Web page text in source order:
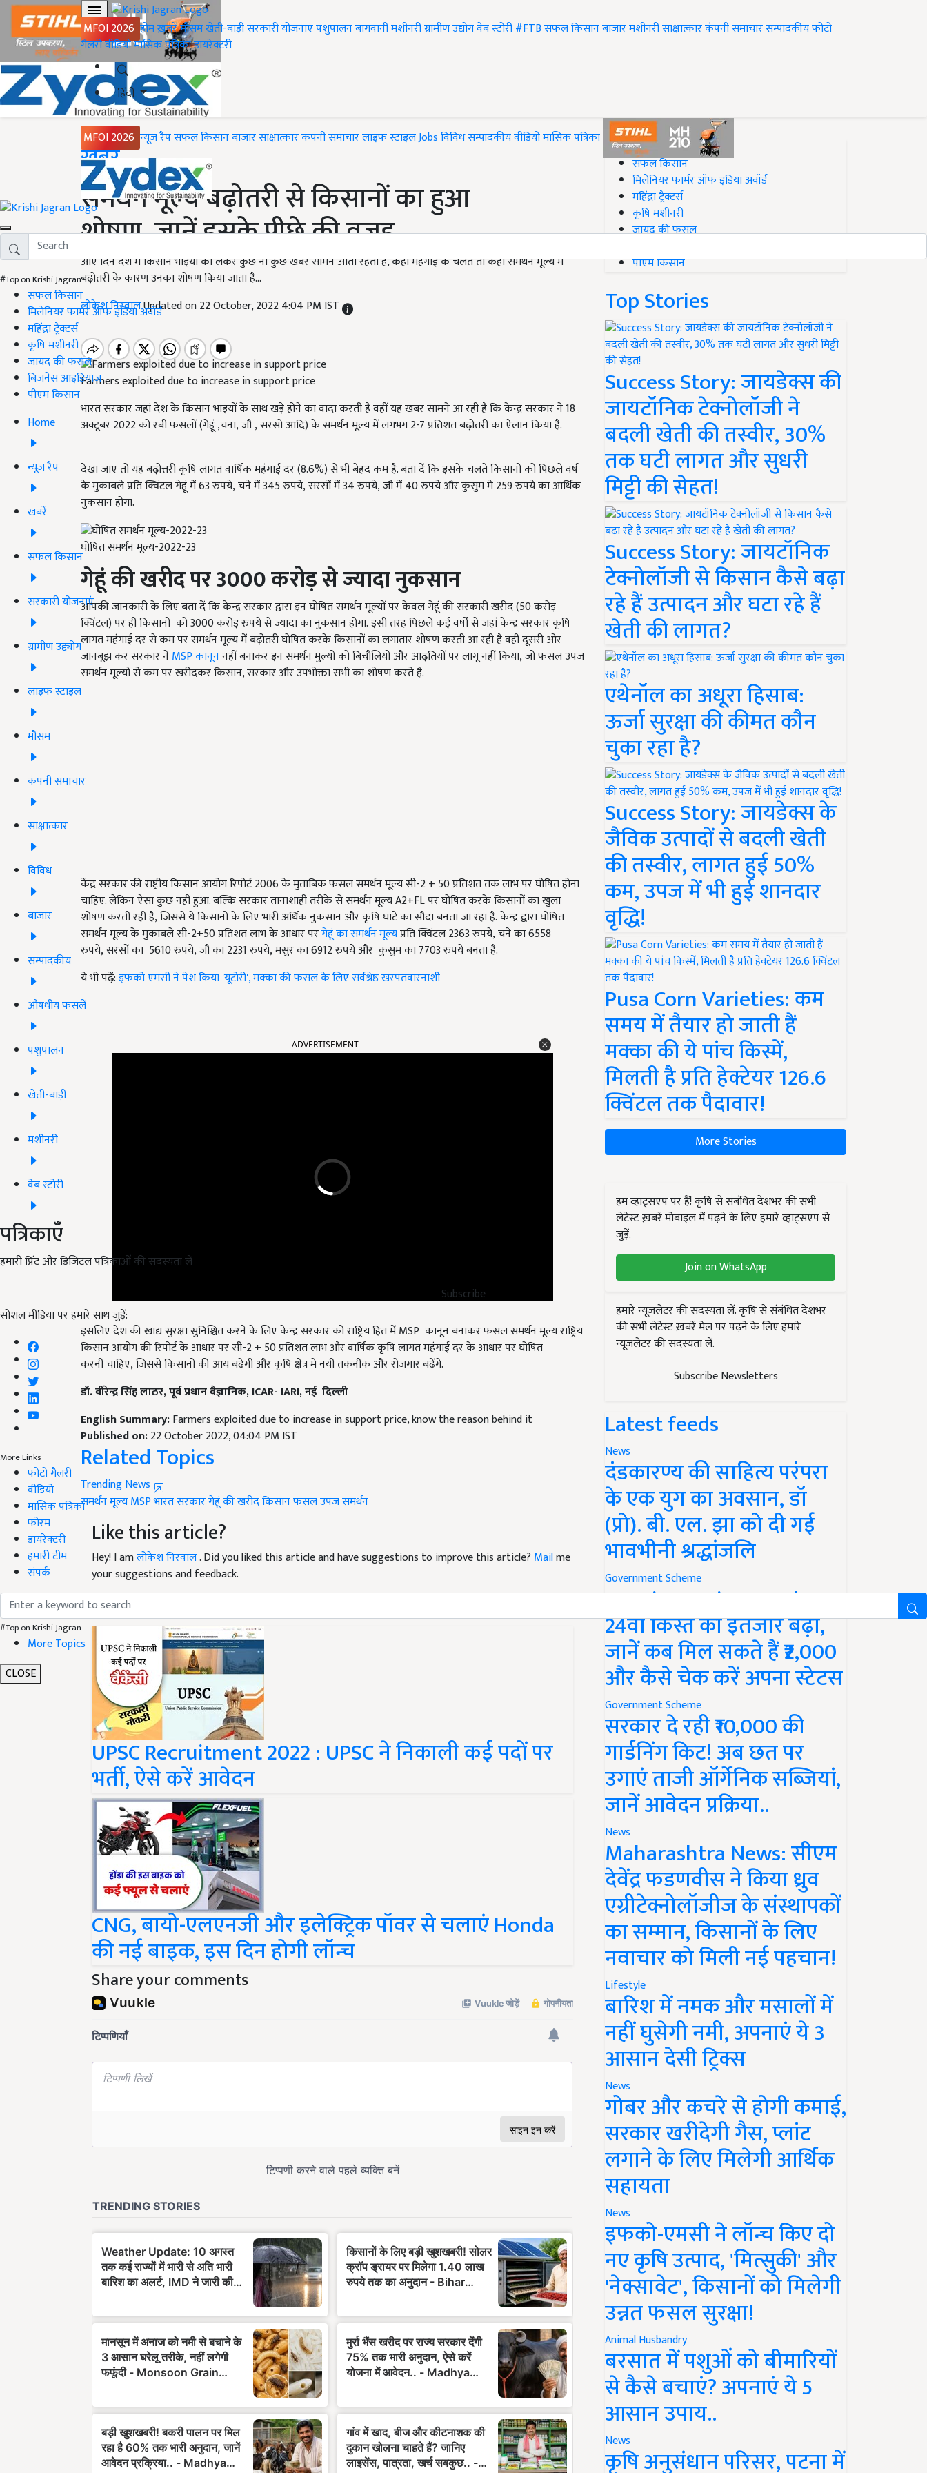
MFOI 2026 होमख़बरेंमौसमखेती-बाड़ीसरकारी योजनाएंपशुपालनबागवानीमशीनरीग्रामीण उद्योगवेब स्टोरी#FTBसफल किसानबाजारमशीनरीसाक्षात्कारकंपनी समाचारसम्पादकीयफोटो
गैलरीवीडियोमासिक पत्रिकाडायरेक्टरी
हिंदी
MFOI 2026 न्यूज़ रैपसफल किसानबाजारसाक्षात्कारकंपनी समाचारलाइफ स्टाइलJobsविविधसम्पादकीयवीडियोमासिक पत्रिका
#Top on Krishi Jagran
सफल किसान
मिलेनियर फार्मर ऑफ इंडिया अवॉर्ड
महिंद्रा ट्रैक्टर्स
कृषि मशीनरी
जायद की फसल
बिज़नेस आइडियाज
पीएम किसान
Home
न्यूज़ रैप
खबरें
सफल किसान
सरकारी योजनाएं
ग्रामीण उद्द्योग
लाइफ स्टाइल
मौसम
कंपनी समाचार
साक्षात्कार
विविध
बाजार
सम्पादकीय
औषधीय फसलें
पशुपालन
खेती-बाड़ी
मशीनरी
वेब स्टोरी
पत्रिकाएँ
हमारी प्रिंट और डिजिटल पत्रिकाओं की सदस्यता लें
Subscribe
सोशल मीडिया पर हमारे साथ जुड़ें:
More Links
फोटो गैलरी
वीडियो
मासिक पत्रिका
फोरम
डायरेक्टरी
हमारी टीम
संपर्क
#Top on Krishi Jagran
More Topics
CLOSE
Home
ख़बरें
समर्थन मूल्य बढ़ोतरी से किसानों का हुआ
शोषण, जानें इसके पीछे की वजह
आए दिन देश में किसान भाइयों को लेकर कुछ ना कुछ खबरें सामने आती रहती हैं, कहीं महंगाई के चलते तो कहीं समर्थन मूल्य में
बढ़ोतरी के कारण उनका शोषण किया जाता है...
लोकेश निरवालUpdated on 22 October, 2022 4:04 PM IST
Farmers exploited due to increase in support price
भारत सरकार जहां देश के किसान भाइयों के साथ खड़े होने का वादा करती है वहीं यह खबर सामने आ रही है कि केन्द्र सरकार ने 18
अक्टूबर 2022 को रबी फसलों (गेहूं ,चना, जौ , सरसो आदि) के समर्थन मूल्य में लगभग 2-7 प्रतिशत बढ़ोतरी का ऐलान किया है.
देखा जाए तो यह बढ़ोत्तरी कृषि लागत वार्षिक महंगाई दर (8.6%) से भी बेहद कम है. बता दें कि इसके चलते किसानों को पिछले वर्ष
के मुकाबले प्रति क्विंटल गेहूं में 63 रुपये, चने में 345 रुपये, सरसों में 34 रुपये, जौ में 40 रुपये और कुसुम मे 259 रुपये का आर्थिक
नुकसान होगा.
घोषित समर्थन मूल्य-2022-23
गेहूं की खरीद पर3000करोड़ से ज्यादा नुकसान
आपकी जानकारी के लिए बता दें कि केन्द्र सरकार द्वारा इन घोषित समर्थन मूल्यों पर केवल गेहूं की सरकारी खरीद (50 करोड़
क्विंटल) पर ही किसानों को 3000 करोड़ रुपये से ज्यादा का नुकसान होगा. इसी तरह पिछले कई वर्षों से जहां केन्द्र सरकार कृषि
लागत महंगाई दर से कम पर समर्थन मूल्य में बढ़ोतरी घोषित करके किसानों का लगातार शोषण करती आ रही है वहीं दूसरी ओर
जानबूझ कर सरकार नेMSP कानूननहीं बनाकर इन समर्थन मुल्यों को बिचौलियों और आढ़तियों पर लागू नहीं किया, जो फसल उपज
समर्थन मूल्यों से कम पर खरीदकर किसान, सरकार और उपभोक्ता सभी का शोषण करते है.
केंद्र सरकार की राष्ट्रीय किसान आयोग रिपोर्ट 2006 के मुताबिक फसल समर्थन मूल्य सी-2 + 50 प्रतिशत तक लाभ पर घोषित होना
चाहिए. लेकिन ऐसा कुछ नहीं हुआ. बल्कि सरकार तानाशाही तरीके से समर्थन मूल्य A2+FL पर घोषित करके किसानों का खुला
शोषण करती रही है, जिससे ये किसानों के लिए भारी अर्थिक नुकसान और कृषि घाटे का सौदा बनता जा रहा है. केन्द्र द्वारा घोषित
समर्थन मूल्य के मुकाबले सी-2+50 प्रतिशत लाभ के आधार परगेहूं का समर्थन मूल्यप्रति क्विंटल 2363 रुपये, चने का 6558
रुपये, सरसों का 5610 रुपये, जौ का 2231 रुपये, मसुर का 6912 रुपये और कुसुम का 7703 रुपये बनता है.
ये भी पढ़ें:इफको एमसी ने पेश किया 'यूटोरी', मक्का की फसल के लिए सर्वश्रेष्ठ खरपतवारनाशी
इसलिए देश की खाद्य सुरक्षा सुनिश्चित करने के लिए केन्द्र सरकार को राष्ट्रिय हित में MSP कानून बनाकर फसल समर्थन मूल्य राष्ट्रिय
किसान आयोग की रिपोर्ट के आधार पर सी-2 + 50 प्रतिशत लाभ और वार्षिक कृषि लागत महंगाई दर के आधार पर घोषित
करनी चाहिए, जिससे किसानों की आय बढेगी और कृषि क्षेत्र मे नयी तकनीक और रोजगार बढेंगे.
डॉ. वीरेन्द्र सिंह लाठर, पूर्व प्रधान वैज्ञानिक, ICAR- IARI, नई दिल्ली
English Summary:Farmers exploited due to increase in support price, know the reason behind it
Published on:22 October 2022, 04:04 PM IST
Related Topics
Trending News
समर्थन मूल्यMSP भारत सरकार
Like this article?
Hey! I amलोकेश निरवाल. Did you liked this article and have suggestions to improve this article?
your suggestions and feedback.
Read next
UPSC Recruitment 2022 : UPSC ने निकाली कई पदों पर
भर्ती, ऐसे करें आवेदन
CNG, बायो-एलएनजी और इलेक्ट्रिक पॉवर से चलाएं Honda
की नई बाइक, इस दिन होगी लॉन्च
Share your comments
#Top on Krishi Jagran
सफल किसान
मिलेनियर फार्मर ऑफ इंडिया अवॉर्ड
महिंद्रा ट्रैक्टर्स
कृषि मशीनरी
जायद की फसल
पीएम किसान
Top Stories
Success Story: जायडेक्स की
जायटॉनिक टेक्नोलॉजी ने
बदली खेती की तस्वीर, 30%
तक घटी लागत और सुधरी
मिट्टी की सेहत!
Success Story: जायटॉनिक
टेक्नोलॉजी से किसान कैसे बढ़ा
रहे हैं उत्पादन और घटा रहे हैं
खेती की लागत?
एथेनॉल का अधूरा हिसाब:
ऊर्जा सुरक्षा की कीमत कौन
चुका रहा है?
Success Story: जायडेक्स के
जैविक उत्पादों से बदली खेती
की तस्वीर, लागत हुई 50%
कम, उपज में भी हुई शानदार
वृद्धि!
Pusa Corn Varieties: कम
समय में तैयार हो जाती हैं
मक्का की ये पांच किस्में,
मिलती है प्रति हेक्टेयर 126.6
क्विंटल तक पैदावार!
More Stories
हम व्हाट्सएप पर हैं! कृषि से संबंधित देशभर की सभी
लेटेस्ट ख़बरें मोबाइल में पढ़ने के लिए हमारे व्हाट्सएप से
जुड़ें.
Join on WhatsApp
हमारे न्यूज़लेटर की सदस्यता लें. कृषि से संबंधित देशभर
की सभी लेटेस्ट ख़बरें मेल पर पढ़ने के लिए हमारे
न्यूज़लेटर की सदस्यता लें.
Subscribe Newsletters
Latest feeds
News
दंडकारण्य की साहित्य परंपरा
के एक युग का अवसान, डॉ
(प्रो). बी. एल. झा को दी गई
भावभीनी श्रद्धांजलि
Government Scheme
PM Kisan Yojana Update:
24वीं किस्त का इंतजार बढ़ा,
जानें कब मिल सकते हैं ₹2,000
और कैसे चेक करें अपना स्टेटस
Government Scheme
सरकार दे रही ₹10,000 की
गार्डनिंग किट! अब छत पर
उगाएं ताजी ऑर्गेनिक सब्जियां,
जानें आवेदन प्रक्रिया..
News
Maharashtra News: सीएम
देवेंद्र फडणवीस ने किया ध्रुव
एग्रीटेक्नोलॉजीज के संस्थापकों
का सम्मान, किसानों के लिए
नवाचार को मिली नई पहचान!
Lifestyle
बारिश में नमक और मसालों में
नहीं घुसेगी नमी, अपनाएं ये 3
आसान देसी ट्रिक्स
News
गोबर और कचरे से होगी कमाई,
सरकार खरीदेगी गैस, प्लांट
लगाने के लिए मिलेगी आर्थिक
सहायता
News
इफको-एमसी ने लॉन्च किए दो
नए कृषि उत्पाद, 'मित्सुकी' और
'नेक्सावेट', किसानों को मिलेगी
उन्नत फसल सुरक्षा!
Animal Husbandry
बरसात में पशुओं को बीमारियों
से कैसे बचाएं? अपनाएं ये 5
आसान उपाय..
News
कृषि अनुसंधान परिसर, पटना में